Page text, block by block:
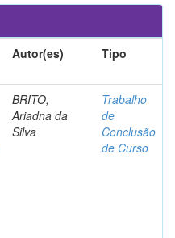
Autor(es) Tipo
BRITO,
Ariadna da
Silva
Trabalho
de
Conclusão
de Curso